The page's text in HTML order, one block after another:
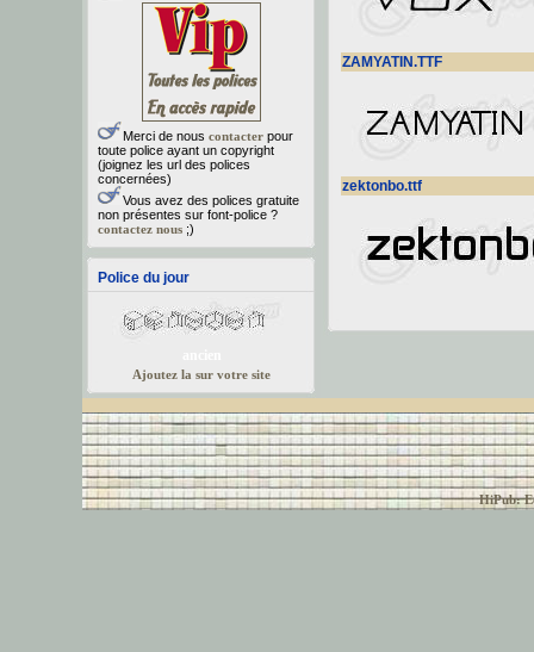
Merci de nous contacterpour
toute police ayant un copyright
(joignez les url des polices
concernées)
Vous avez des polices gratuite
non présentes sur font-police ?
contactez nous;)
Police du jour
Ajoutez la sur votre site
ZAMYATIN.TTF
zektonbo.ttf
HiPub: